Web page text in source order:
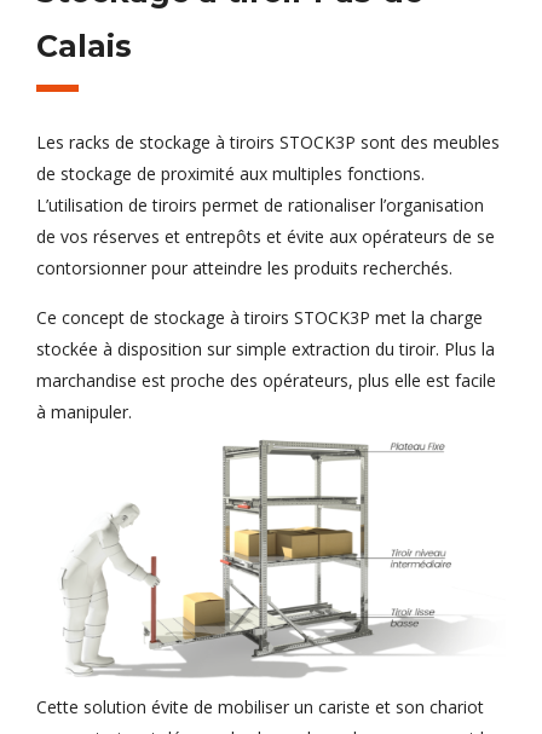
Calais
Les racks de stockage à tiroirs STOCK3P sont des meubles
de stockage de proximité aux multiples fonctions.
L’utilisation de tiroirs permet de rationaliser l’organisation
de vos réserves et entrepôts et évite aux opérateurs de se
contorsionner pour atteindre les produits recherchés.
Ce concept de stockage à tiroirs STOCK3P met la charge
stockée à disposition sur simple extraction du tiroir. Plus la
marchandise est proche des opérateurs, plus elle est facile
à manipuler.
Cette solution évite de mobiliser un cariste et son chariot